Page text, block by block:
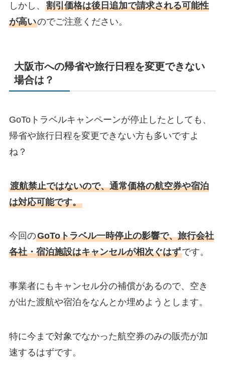
しかし、 割引価格は後日追加で請求される可能性
が高いのでご注意ください。
大阪市への帰省や旅行日程を変更できない
場合は？
GoToトラベルキャンペーンが停止したとしても、
帰省や旅行日程を変更できない方も多いですよ
ね？
渡航禁止ではないので、通常価格の航空券や宿泊
は対応可能です。
今回のGoToトラベル一時停止の影響で、旅行会社
各社・宿泊施設はキャンセルが相次ぐはずです。
事業者にもキャンセル分の補償があるので、空き
が出た渡航や宿泊をなんとか埋めようとします。
特に今まで対象でなかった航空券のみの販売が加
速するはずです。